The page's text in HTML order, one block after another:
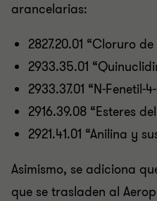
arancelarias:
2827.20.01 “Cloruro
2933.35.01
2933.37.01 “N-Fenetil-
2916.39.08 “Esteres
2921.41.01 “Anilina y
Asimismo, se adiciona
que se trasladen al